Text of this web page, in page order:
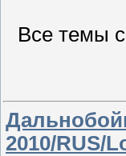
Все темы
2010/RUS/